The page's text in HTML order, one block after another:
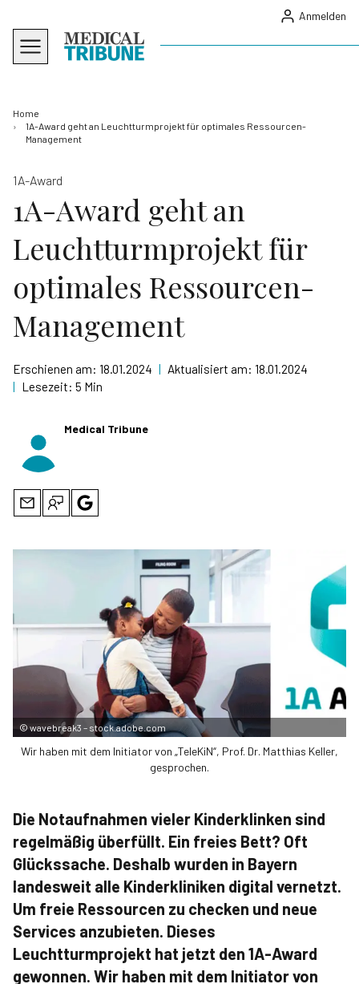
Anmelden
Home
1A-Award geht an Leuchtturmprojekt für optimales Ressourcen-
Management
1A-Award
1A-Award geht an
Leuchtturmprojekt für
optimales Ressourcen-
Management
Erschienen am: 18.01.2024 | Aktualisiert am: 18.01.2024
| Lesezeit: 5 Min
Medical Tribune
©wavebreak3 – stock.adobe.com
Wir haben mit dem Initiator von „TeleKiN“, Prof. Dr. ­Matthias ­Keller,
gesprochen.
Die Notaufnahmen vieler Kinderklinken sind
regelmäßig überfüllt. Ein freies Bett? Oft
Glückssache. Deshalb wurden in Bayern
landesweit alle Kinderkliniken digital vernetzt.
Um freie Ressourcen zu checken und neue
Services anzubieten. Dieses
Leuchtturmprojekt hat jetzt den 1A-Award
gewonnen. Wir haben mit dem Initiator von